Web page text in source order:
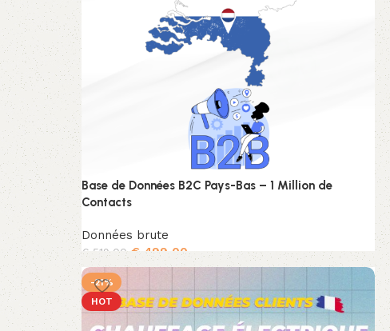
Base de Données B2C Pays-Bas – 1 Million de
Contacts
Données brute
€ 519,00 €499,00
Ajouter au panier
-21%
HOT